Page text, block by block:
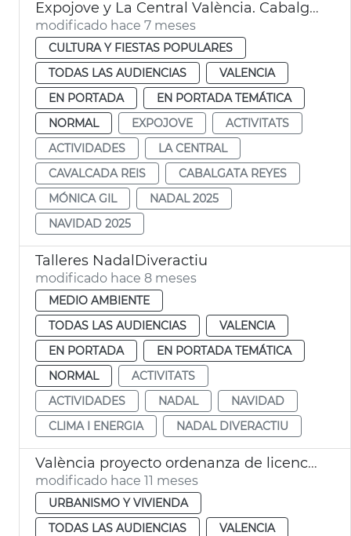
Expojove y La Central València. Cabalgata Reyes 2026
modificado hace 7 meses
CULTURA Y FIESTAS POPULARES
TODAS LAS AUDIENCIAS
VALENCIA
EN PORTADA
EN PORTADA TEMÁTICA
NORMAL
EXPOJOVE
ACTIVITATS
ACTIVIDADES
LA CENTRAL
CAVALCADA REIS
CABALGATA REYES
MÓNICA GIL
NADAL 2025
NAVIDAD 2025
Talleres NadalDiveractiu
modificado hace 8 meses
MEDIO AMBIENTE
TODAS LAS AUDIENCIAS
VALENCIA
EN PORTADA
EN PORTADA TEMÁTICA
NORMAL
ACTIVITATS
ACTIVIDADES
NADAL
NAVIDAD
CLIMA I ENERGIA
NADAL DIVERACTIU
València proyecto ordenanza de licencias y actividades
modificado hace 11 meses
URBANISMO Y VIVIENDA
TODAS LAS AUDIENCIAS
VALENCIA